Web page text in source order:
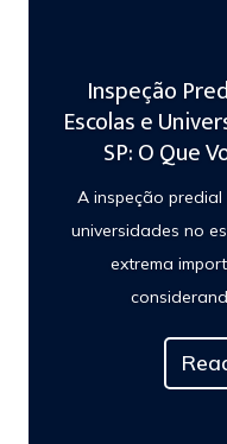
Inspeção
Escolas e
SP: O Que
A inspeção
universidades no
extrema